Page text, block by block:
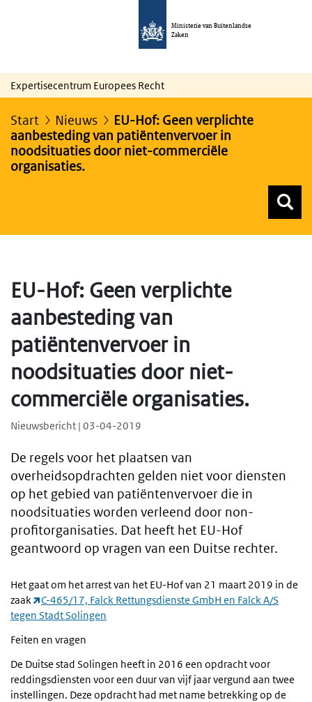
Ministerie van Buitenlandse
Zaken
Expertisecentrum Europees Recht
Start Nieuws
EU-Hof: Geen verplichte
aanbesteding van patiëntenvervoer in
noodsituaties door niet-commerciële
organisaties.
EU-Hof: Geen verplichte
aanbesteding van
patiëntenvervoer in
noodsituaties door niet-
commerciële organisaties.
Nieuwsbericht | 03-04-2019
De regels voor het plaatsen van
overheidsopdrachten gelden niet voor diensten
op het gebied van patiëntenvervoer die in
noodsituaties worden verleend door non-
profitorganisaties. Dat heeft het EU-Hof
geantwoord op vragen van een Duitse rechter.
Het gaat om het arrest van het EU-Hof van 21 maart 2019 in de
zaak
C-465/17, Falck Rettungsdienste GmbH en Falck A/S
tegen Stadt Solingen
Feiten en vragen
De Duitse stad Solingen heeft in 2016 een opdracht voor
reddingsdiensten voor een duur van vijf jaar vergund aan twee
instellingen. Deze opdracht had met name betrekking op de